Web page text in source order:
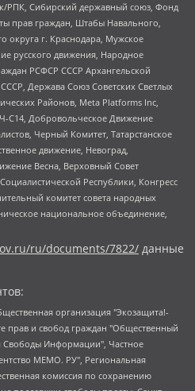
РПК, Сибирский державный союз, Фонд
прав граждан, Штабы Навального,
округа г. Краснодара, Мужское
русского движения, Народное
РСФСР СССР Архангельской
Держава Союз Советских Светлых
Районов, Meta Platforms Inc,
С14, Добровольческое Движение
Черный Комитет, Татарстанское
движение, Невоград,
Весна, Верховный Совет
Республики, Конгресс
комитет совета народных
национальное объединение,
ru/documents/7822/ данные
областная общественная организация "Центр гендерных исследований", Гурман Юрий Альбертович, Медиапроект "ОВД-Инфо", Егоров Владимир Владимирович, Жилинский Владимир Александрович, Общество с ограниченной ответственностью "ЗП", Иванова София Юрьевна, Карезина Инна Павловна, Кильтау Екатерина Викторовна, Петров Алексей Викторович, Пискунов Сергей Евгеньевич, Смирнов Сергей Сергеевич, Тихонов Михаил Сергеевич, Общество с ограниченной ответственностью "ЖУРНАЛИСТ-ИНОСТРАННЫЙ АГЕНТ", Арапова Галина Юрьевна, Вольтская Татьяна Анатольевна, Американская компания "Mason G.E.S. Anonymous Foundation" (США), являющаяся владельцем интернет-издания https://mnews.world/, Компания "Stichting Bellingcat", зарегистрированная в Нидерландах (дата регистрации 11.07.2018), Захаров Андрей Вячеславович, Клепиковская Екатерина Дмитриевна, Общество с ограниченной ответственностью "МЕМО", Перл Роман Александрович, Симонов Евгений Алексеевич, Соловьева Елена Анатольевна, Сотников Даниил Владимирович, Сурначева Елизавета Дмитриевна, Автономная некоммерческая организация по защите прав человека и информированию населения "Якутия – Наше Мнение", Общество с ограниченной ответственностью "Москоу диджитал медиа", с 26.01.2023 Общество с ограниченной ответственностью "Чайка Белые сады", Ветошкина Валерия Валерьевна, Заговора Максим Александрович, Межрегиональное общественное движение "Российская ЛГБТ - сеть", Оленичев Максим Владимирович, Павлов Иван Юрьевич, Скворцова Елена Сергеевна, Общество с ограниченной ответственностью "Как бы инагент", Кочетков Игорь Викторович, Общество с ограниченной ответственностью "Честные выборы", Еланчик Олег Александрович, Общество с ограниченной ответственностью "Нобелевский призыв", Гималова Регина Эмилевна, Григорьев Андрей Валерьевич, Григорьева Алина Александровна, Ассоциация по содействию защите прав призывников, альтернативнослужащих и военнослужащих "Правозащитная группа "Гражданин.Армия.Право", Хисамова Регина Фаритовна, Автономная некоммерческая организация по реализации социально-правовых программ "Лилит", Дальневосточное общественное движение "Маяк", Санкт-Петербургская ЛГБТ-инициативная группа "Выход", Инициативная группа ЛГБТ+ "Реверс", Алексеев Андрей Викторович, Бекбулатова Таисия Львовна, Беляев Иван Михайлович, Владыкина Елена Сергеевна, Гельман Марат Александрович, Никульшина Вероника Юрьевна, Толоконникова Надежда Андреевна, Шендерович Виктор Анатольевич, Общество с ограниченной ответственностью "Данное сообщение", Общество с ограниченной ответственностью Издательский дом "Новая глава", Айнбиндер Александра Александровна, Московский комьюнити-центр для ЛГБТ+инициатив, Благотворительный фонд развития филантропии, Deutsche Welle (Германия, Kurt-Schumacher-Strasse 3, 53113 Bonn), Борзунова Мария Михайловна, Воробьев Виктор Викторович, Голубева Анна Львовна, Константинова Алла Михайловна, Малкова Ирина Владимировна, Мурадов Мурад Абдулгалимович, Осетинская Елизавета Николаевна, Понасенков Евгений Николаевич, Ганапольский Матвей Юрьевич, Киселев Евгений Алексеевич, Борухович Ирина Григорьевна, Дремин Иван Тимофеевич, Дубровский Дмитрий Викторович, Красноярская региональная общественная организация поддержки и развития альтернативных образовательных технологий и межкультурных коммуникаций "ИНТЕРРА", Маяковская Екатерина Алексеевна, Фейгин Марк Захарович, Филимонов Андрей Викторович, Дзугкоева Регина Николаевна, Доброхотов Роман Александрович, Дудь Юрий Александрович, Елкин Сергей Владимирович, Кругликов Кирилл Игоревич, Сабунаева Мария Леонидовна, Семенов Алексей Владимирович, Шаинян Карен Багратович, Шульман Екатерина Михайловна, Асафьев Артур Валерьевич, Вахштайн Виктор Семенович, Венедиктов Алексей Алексеевич, Лушникова Екатерина Евгеньевна, Волков Леонид Михайлович, Невзоров Александр Глебович, Пархоменко Сергей Борисович, Сироткин Ярослав Николаевич, Кара-Мурза Владимир Владимирович, Баранова Наталья Владимировна, Гозман Леонид Яковлевич, Кагарлицкий Борис Юльевич, Климарев Михаил Валерьевич, Милов Владимир Станиславович, Автономная некоммерческая организация Краснодарский центр современного искусства "Типография", Моргенштерн Алишер Тагирович, Соболь Любовь Эдуардовна, Общество с ограниченной ответственностью "ЛИЗА НОРМ", Каспаров Гарри Кимович, Ходорковский Михаил Борисович, Общество с ограниченной ответственностью "Апрельские тезисы", Данилович Ирина Брониславовна, Кашин Олег Владимирович, Петров Николай Владимирович, Пивоваров Алексей Владимирович, Соколов Михаил Владимирович, Цветкова Юлия Владимировна, Чичваркин Евгений Александрович, Комитет против пыток/Команда против пыток, Общество с ограниченной ответственностью "Первый научный", Общество с ограниченной ответственностью "Вертолет и ко", Белоцерковская Вероника Борисовна, Кац Максим Евгеньевич, Лазарева Татьяна Юрьевна, Шаведдинов Руслан Табризович, Яшин Илья Валерьевич, Общество с ограниченной ответственностью "Иноагент ААВ", Алешковский Дмитрий Петрович, Альбац Евгения Марковна, Быков Дмитрий Львович, Галямина Юлия Евгеньевна, Лойко Сергей Леонидович, Мартынов Кирилл Константинович, Медведев Сергей Александрович, Крашенинников Федор Геннадиевич, Гордеева Катерина Вл